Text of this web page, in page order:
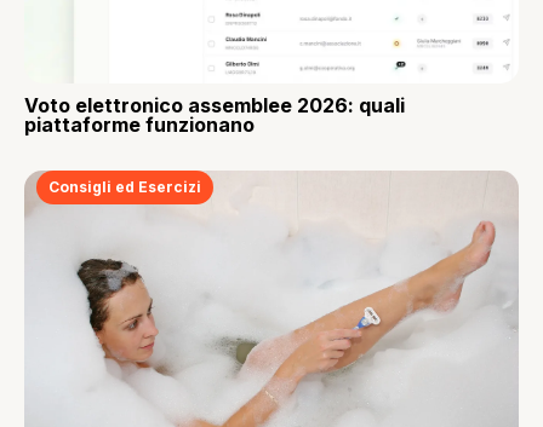
Voto elettronico assemblee 2026: quali
piattaforme funzionano
Consigli ed Esercizi